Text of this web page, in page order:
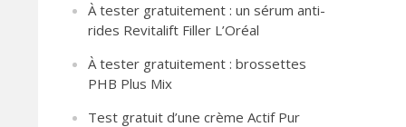
À tester gratuitement : un sérum anti-
rides Revitalift Filler L’Oréal
À tester gratuitement : brossettes
PHB Plus Mix
Test gratuit d’une crème Actif Pur